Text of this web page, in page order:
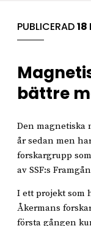
PUBLICERAD18
bättre
Den magnetiska
år sedan men
forskargrupp
av SSF:s
I ett projekt som
Åkermans
första gången